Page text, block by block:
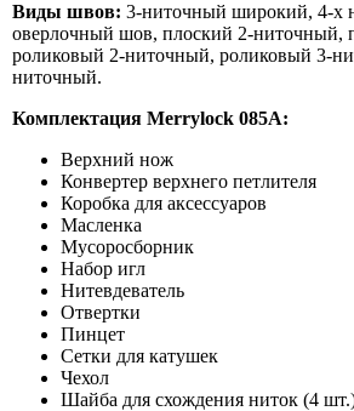
Виды швов: 3-ниточный широкий, 4-х
оверлочный шов, плоский 2-ниточный,
роликовый 2-ниточный, роликовый 3-
ниточный.
Комплектация Merrylock 085А:
Верхний нож
Конвертер верхнего петлителя
Коробка для аксессуаров
Масленка
Мусоросборник
Набор игл
Нитевдеватель
Отвертки
Пинцет
Сетки для катушек
Чехол
Шайба для схождения ниток (4